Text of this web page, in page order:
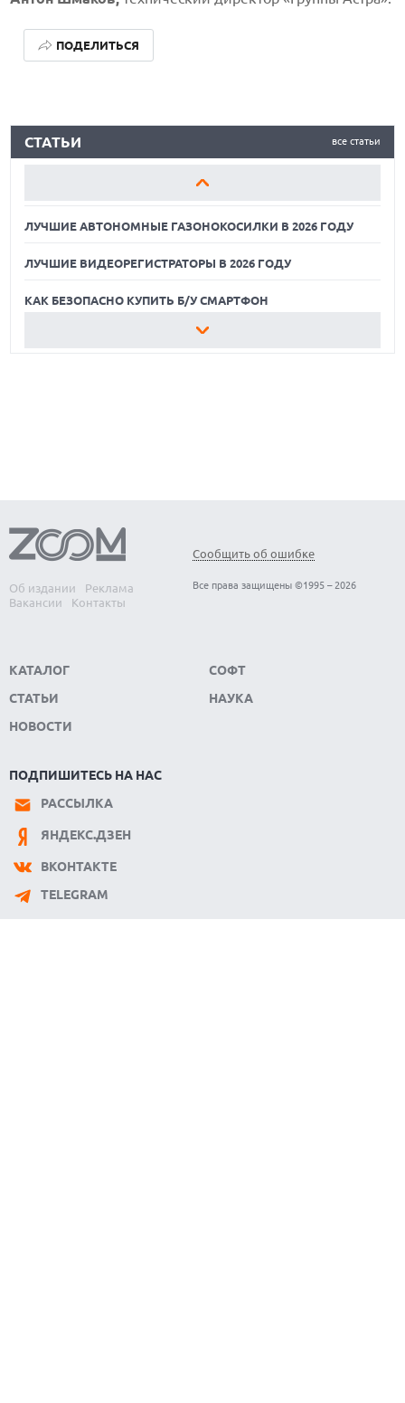
ПОДЕЛИТЬСЯ
все статьи
СТАТЬИ
КАК БЕЗОПАСНО КУПИТЬ Б/У СМАРТФОН
ЛУЧШИЕ АВТОНОМНЫЕ ГАЗОНОКОСИЛКИ В 2026 ГОДУ
ЛУЧШИЕ ВИДЕОРЕГИСТРАТОРЫ В 2026 ГОДУ
КАК БЕЗОПАСНО КУПИТЬ Б/У СМАРТФОН
ЛУЧШИЕ АВТОНОМНЫЕ ГАЗОНОКОСИЛКИ В 2026 ГОДУ
Об издании
Реклама
Вакансии
Контакты
Сообщить об ошибке
Все права защищены ©1995 – 2026
КАТАЛОГ
СТАТЬИ
НОВОСТИ
СОФТ
НАУКА
ПОДПИШИТЕСЬ НА НАС
РАССЫЛКА
ЯНДЕКС.ДЗЕН
ВКОНТАКТЕ
TELEGRAM